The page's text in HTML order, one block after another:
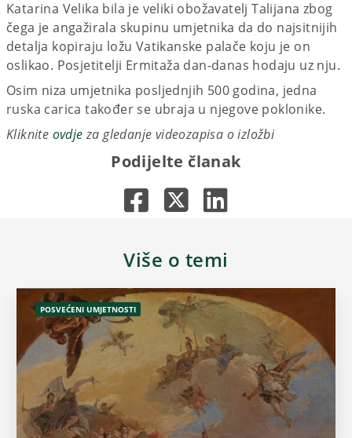
Katarina Velika bila je veliki obožavatelj Talijana zbog
čega je angažirala skupinu umjetnika da do najsitnijih
detalja kopiraju ložu Vatikanske palače koju je on
oslikao. Posjetitelji Ermitaža dan-danas hodaju uz nju.
Osim niza umjetnika posljednjih 500 godina, jedna
ruska carica također se ubraja u njegove poklonike.
Kliknite ovdjeza gledanje videozapisa o izložbi
Podijelte članak
Više o temi
POSVEĆENI UMJETNOSTI